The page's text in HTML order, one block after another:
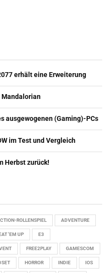
erhält eine Erweiterung
Mandalorian
ausgewogenen (Gaming)-PCs
im Test und Vergleich
Herbst zurück!
ROLLENSPIEL ADVENTURE
'EM UP E3
FREE2PLAY GAMESCOM
HORROR INDIE IOS